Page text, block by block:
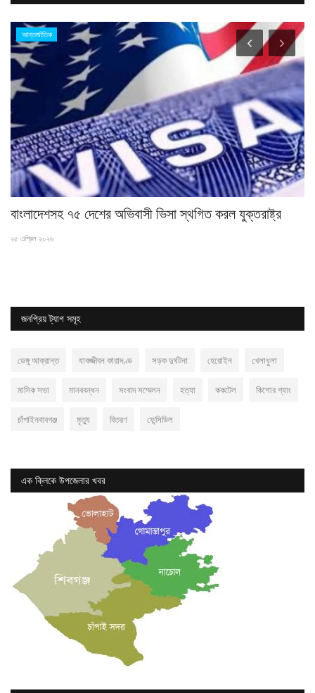
আন্তর্জাতিক
বাংলাদেশসহ ৭৫ দেশের অভিবাসী ভিসা স্থগিত করল যুক্তরাষ্ট্র
২৫ এপ্রিল ২০২৬
জনপ্রিয় ট্যাগ সমূহ
ডেঙ্গু আক্রান্ত যাবজ্জীবন কারাদণ্ড সড়ক দুর্ঘটনা হেরোইন খেলাধুলা
মাসিক সভা মানববন্ধন সংবাদ সম্মেলন হত্যা ককটেল কিশোর গ্যাং
চাঁপাইনবাবগঞ্জ মৃত্যু বিতরণ ফেন্সিডিল
এক ক্লিকে উপজেলার খবর